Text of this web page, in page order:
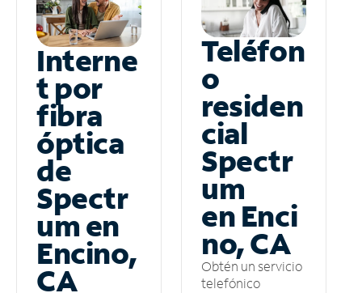
Interne
t por
fibra
óptica
de
Spectr
um en
Encino,
CA
Teléfon
o
residen
cial
Spectr
um
en Enci
no, CA
Obtén un servicio
telefónico